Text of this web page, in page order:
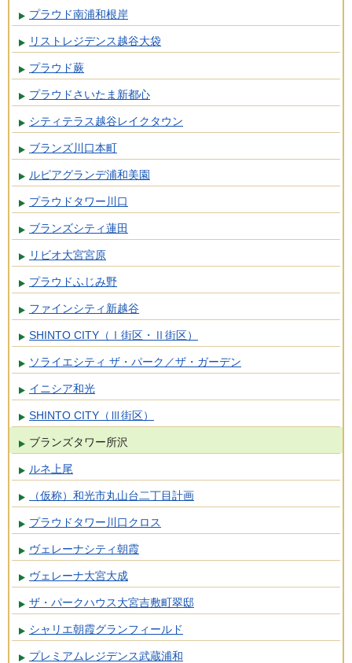
プラウド南浦和根岸
リストレジデンス越谷大袋
プラウド蕨
プラウドさいたま新都心
シティテラス越谷レイクタウン
ブランズ川口本町
ルピアグランデ浦和美園
プラウドタワー川口
ブランズシティ蓮田
リビオ大宮宮原
プラウドふじみ野
ファインシティ新越谷
SHINTO CITY（Ⅰ街区・Ⅱ街区）
ソライエシティ ザ・パーク／ザ・ガーデン
イニシア和光
SHINTO CITY（Ⅲ街区）
ブランズタワー所沢
ルネ上尾
（仮称）和光市丸山台二丁目計画
プラウドタワー川口クロス
ヴェレーナシティ朝霞
ヴェレーナ大宮大成
ザ・パークハウス大宮吉敷町翠邸
シャリエ朝霞グランフィールド
プレミアムレジデンス武蔵浦和